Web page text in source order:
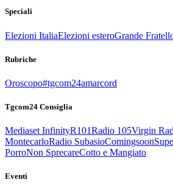
Speciali
Elezioni ItaliaElezioni esteroGrande
Rubriche
Oroscopo#tgcom24amarcord
Tgcom24 Consiglia
Mediaset InfinityR101Radio 105Virgin
MontecarloRadio SubasioComingsoon
PorroNon SprecareCotto e Mangiato
Eventi